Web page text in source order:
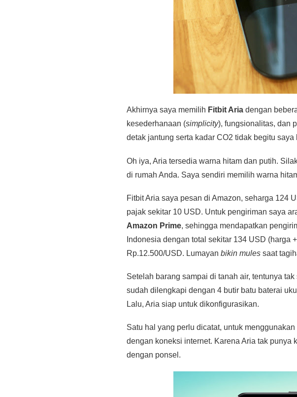
Akhirnya saya memilih Fitbit Aria dengan
kesederhanaan (simplicity), fungsionalitas, dan
detak jantung serta kadar CO2 tidak begitu saya
Oh iya, Aria tersedia warna hitam dan putih.
di rumah Anda. Saya sendiri memilih warna
Fitbit Aria saya pesan di Amazon, seharga 124
pajak sekitar 10 USD. Untuk pengiriman saya
Amazon Prime, sehingga mendapatkan
Indonesia dengan total sekitar 134 USD (harga
Rp.12.500/USD. Lumayan bikin mules saat
Setelah barang sampai di tanah air, tentunya
sudah dilengkapi dengan 4 butir batu baterai
Lalu, Aria siap untuk dikonfigurasikan.
Satu hal yang perlu dicatat, untuk
dengan koneksi internet. Karena Aria tak punya
dengan ponsel.